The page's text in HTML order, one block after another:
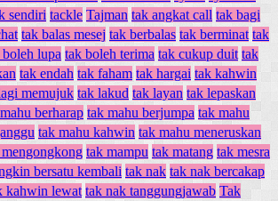
sendiri tackle Tajman tak angkat call tak bagi
tak balas mesej tak berbalas tak berminat tak
lupa tak boleh terima tak cukup duit tak
tak endah tak faham tak hargai tak kahwin
memujuk tak lakud tak layan tak lepaskan
berharap tak mahu berjumpa tak mahu
tak mahu kahwin tak mahu meneruskan
tak mampu tak matang tak mesra
bersatu kembali tak nak tak nak bercakap
kahwin lewat tak nak tanggungjawab Tak